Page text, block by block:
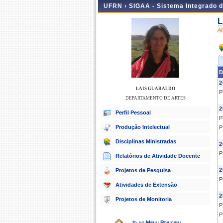
UFRN › SIGAA - Sistema Integrado
LAIS GUARALDO
DEPARTAMENTO DE ARTES
Perfil Pessoal
Produção Intelectual
Disciplinas Ministradas
Relatórios de Atividade Docente
Projetos de Pesquisa
Atividades de Extensão
Projetos de Monitoria